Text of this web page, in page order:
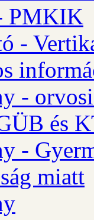
PMKIK
-
-
és
-
miatt